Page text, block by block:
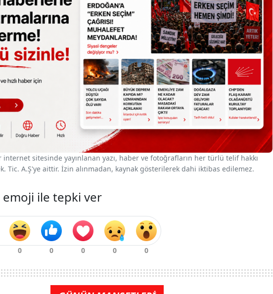
internet sitesinde yayınlanan yazı, haber ve fotoğrafların her türlü telif hakkı
Tic. A.Ş'ye aittir. İzin alınmadan, kaynak gösterilerek dahi iktibas edilemez.
emoji ile tepki ver